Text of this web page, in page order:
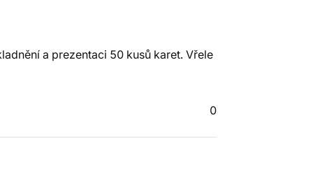
a prezentaci 50 kusů karet. Vřele
0